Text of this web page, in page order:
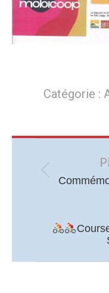
Catégorie :